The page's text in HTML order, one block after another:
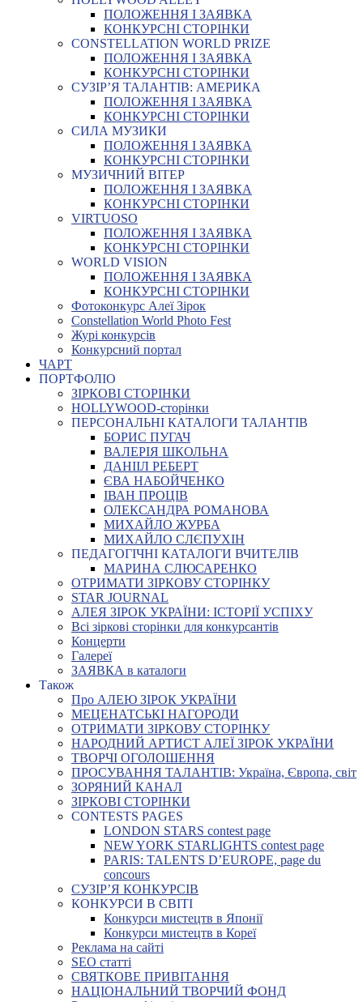
ПОЛОЖЕННЯ І ЗАЯВКА
КОНКУРСНІ СТОРІНКИ
CONSTELLATION WORLD PRIZE
ПОЛОЖЕННЯ І ЗАЯВКА
КОНКУРСНІ СТОРІНКИ
СУЗІР’Я ТАЛАНТІВ: АМЕРИКА
ПОЛОЖЕННЯ І ЗАЯВКА
КОНКУРСНІ СТОРІНКИ
СИЛА МУЗИКИ
ПОЛОЖЕННЯ І ЗАЯВКА
КОНКУРСНІ СТОРІНКИ
МУЗИЧНИЙ ВІТЕР
ПОЛОЖЕННЯ І ЗАЯВКА
КОНКУРСНІ СТОРІНКИ
VIRTUOSO
ПОЛОЖЕННЯ І ЗАЯВКА
КОНКУРСНІ СТОРІНКИ
WORLD VISION
ПОЛОЖЕННЯ І ЗАЯВКА
КОНКУРСНІ СТОРІНКИ
Фотоконкурс Алеї Зірок
Constellation World Photo Fest
Журі конкурсів
Конкурсний портал
ЧАРТ
ПОРТФОЛІО
ЗІРКОВІ СТОРІНКИ
HOLLYWOOD-сторінки
ПЕРСОНАЛЬНІ КАТАЛОГИ ТАЛАНТІВ
БОРИС ПУГАЧ
ВАЛЕРІЯ ШКОЛЬНА
ДАНІІЛ РЕБЕРТ
ЄВА НАБОЙЧЕНКО
ІВАН ПРОЦІВ
ОЛЕКСАНДРА РОМАНОВА
МИХАЙЛО ЖУРБА
МИХАЙЛО СЛЄПУХІН
ПЕДАГОГІЧНІ КАТАЛОГИ ВЧИТЕЛІВ
МАРИНА СЛЮСАРЕНКО
ОТРИМАТИ ЗІРКОВУ СТОРІНКУ
STAR JOURNAL
АЛЕЯ ЗІРОК УКРАЇНИ: ІСТОРІЇ УСПІХУ
Всі зіркові сторінки для конкурсантів
Концерти
Галереї
ЗАЯВКА в каталоги
Також
Про АЛЕЮ ЗІРОК УКРАЇНИ
МЕЦЕНАТСЬКІ НАГОРОДИ
ОТРИМАТИ ЗІРКОВУ СТОРІНКУ
НАРОДНИЙ АРТИСТ АЛЕЇ ЗІРОК УКРАЇНИ
ТВОРЧІ ОГОЛОШЕННЯ
ПРОСУВАННЯ ТАЛАНТІВ: Україна, Європа, світ
ЗОРЯНИЙ КАНАЛ
ЗІРКОВІ СТОРІНКИ
CONTESTS PAGES
LONDON STARS contest page
NEW YORK STARLIGHTS contest page
PARIS: TALENTS D’EUROPE, page du
concours
СУЗІР’Я КОНКУРСІВ
КОНКУРСИ В СВІТІ
Конкурси мистецтв в Японії
Конкурси мистецтв в Кореї
Реклама на сайті
SEO статті
СВЯТКОВЕ ПРИВІТАННЯ
НАЦІОНАЛЬНИЙ ТВОРЧИЙ ФОНД